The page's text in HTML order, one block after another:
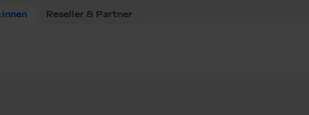
Reseller & Partner